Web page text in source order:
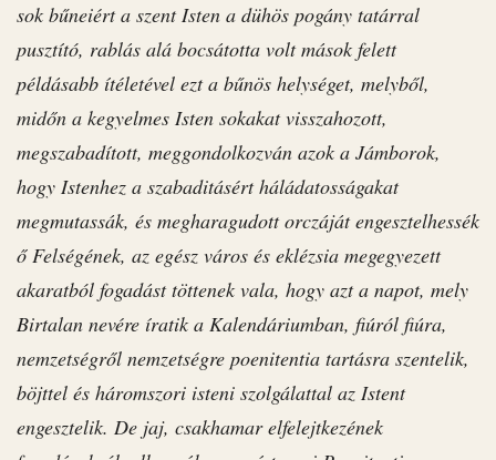
sok bűneiért a szent Isten a dühös pogány tatárral
pusztító, rablás alá bocsátotta volt mások felett
példásabb ítéletével ezt a bűnös helységet, melyből,
midőn a kegyelmes Isten sokakat visszahozott,
megszabadított, meggondolkozván azok a Jámborok,
hogy Istenhez a szabaditásért háládatosságakat
megmutassák, és megharagudott orczáját engesztelhessék
ő Felségének, az egész város és eklézsia megegyezett
akaratból fogadást töttenek vala, hogy azt a napot, mely
Birtalan nevére íratik a Kalendáriumban, fiúról fiúra,
nemzetségről nemzetségre poenitentia tartásra szentelik,
böjttel és háromszori isteni szolgálattal az Istent
engesztelik. De jaj, csakhamar elfelejtkezének